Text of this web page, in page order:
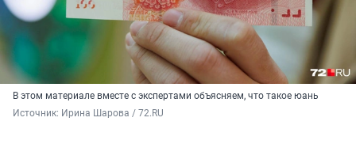
В этом материале вместе с экспертами объясняем, что такое юань
Источник: Ирина Шарова / 72.RU